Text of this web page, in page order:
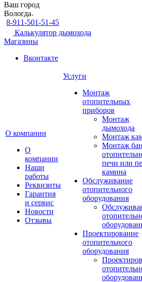
Ваш город
Вологда
8-911-501-51-45
Калькулятор дымохода
Магазины
Вконтакте
О компании
О
компании
Наши
работы
Реквизиты
Гарантия
и сервис
Новости
Отзывы
Услуги
Монтаж
отопительных
приборов
Монтаж
дымохода
Монтаж
Монтаж
печи или
камина
Обслуживание
отопительного
оборудования
Проектирование
отопительного
оборудования